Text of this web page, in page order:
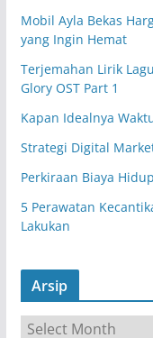
Mobil Ayla Bekas
yang Ingin Hemat
Terjemahan Lirik
Glory OST Part 1
Kapan Idealnya
Strategi Digital
Perkiraan Biaya
5 Perawatan
Lakukan
Arsip